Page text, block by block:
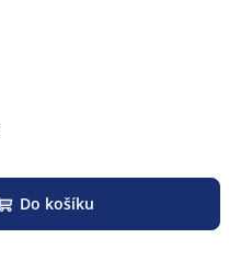
Do košíku